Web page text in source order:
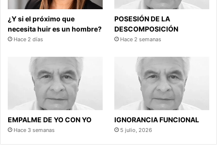
¿Y si el próximo que
necesita huir es un hombre?
Hace 2 días
POSESIÓN DE LA
DESCOMPOSICIÓN
Hace 2 semanas
EMPALME DE YO CON YO
Hace 3 semanas
IGNORANCIA FUNCIONAL
5 julio, 2026